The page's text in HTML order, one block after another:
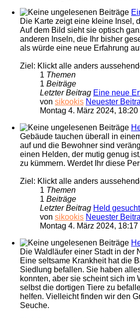
Die Karte zeigt eine kleine Insel,
Auf dem Bild sieht sie optisch
anderen Inseln, die Ihr bisher
als würde eine neue Erfahrung
Ziel: Klickt alle anders
1 Themen
1 Beiträge
Letzter Beitrag Eine neue
von sikookis Neuester
Montag 4. März 2024, 18:20
Gebäude tauchen überall in
auf und die Bewohner sind
einen Helden, der mutig genug
zu kümmern. Werdet Ihr diese
Ziel: Klickt alle anders
1 Themen
1 Beiträge
Letzter Beitrag Held
von sikookis Neuester
Montag 4. März 2024, 18:17
Die Waldläufer einer Stadt in der
Eine seltsame Krankheit hat die
Siedlung befallen. Sie haben
konnten, aber sie scheint sich im
selbst die dortigen Tiere zu
helfen. Vielleicht finden wir den
Seuche.